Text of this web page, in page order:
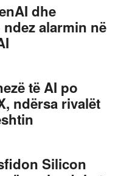
dhe
alarmin në
të AI po
ndërsa rivalët
Silicon